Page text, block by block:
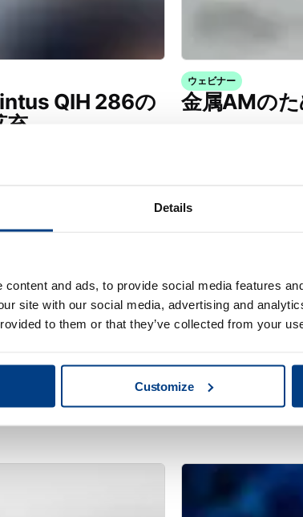
Details
and ads, to provide social media features
site with our social media, advertising and
to them or that they’ve collected from your
Customize
QIH 286の
充
ウェビナー
金属AMのた
処理歪みの軽
技術出版
医療用イン